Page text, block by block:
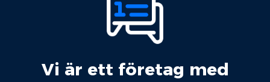
Vi är ett företag med